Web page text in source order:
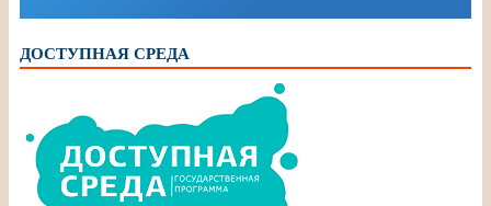
ДОСТУПНАЯ СРЕДА